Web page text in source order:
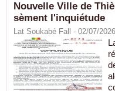
Nouvelle Ville de
sèment l'inquiétude
Lat Soukabé Fall - 02/07/